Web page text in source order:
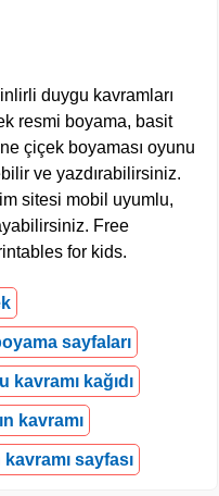
duygu kavramları
resmi boyama, basit
çiçek boyaması oyunu
ve yazdırabilirsiniz.
sitesi mobil uyumlu,
Free
for kids.
sayfaları
kavramı kağıdı
kavramı
kavramı sayfası